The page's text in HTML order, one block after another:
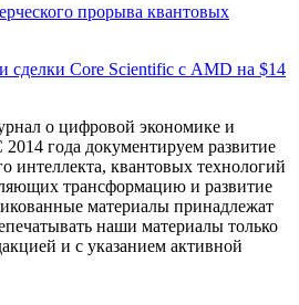
прорыва квантовых
сделки Core Scientific с AMD на $14
о цифровой экономике и
года документируем развитие
интеллекта, квантовых технологий
трансформацию и развитие
материалы принадлежат
наши материалы только
и с указанием активной